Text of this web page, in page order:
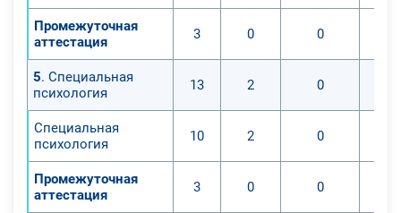
Промежуточная
аттестация
3 0 0
5. Специальная
психология
13 2 0
Специальная
психология
10 2 0
Промежуточная
аттестация
3 0 0